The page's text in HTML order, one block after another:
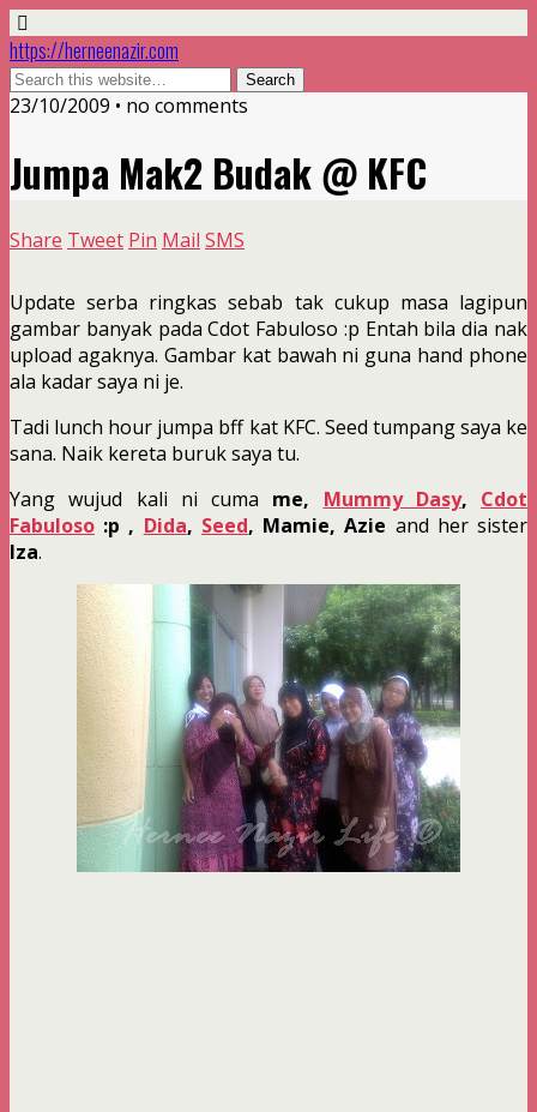
https://herneenazir.com
23/10/2009 • no comments
Jumpa Mak2 Budak @ KFC
Share Tweet Pin Mail SMS
Update serba ringkas sebab tak cukup masa lagipun
gambar banyak pada Cdot Fabuloso :p Entah bila dia nak
upload agaknya. Gambar kat bawah ni guna hand phone
ala kadar saya ni je.
Tadi lunch hour jumpa bff kat KFC. Seed tumpang saya ke
sana. Naik kereta buruk saya tu.
Yang wujud kali ni cuma me, Mummy Dasy, Cdot
Fabuloso :p , Dida, Seed, Mamie, Azie and her sister
Iza.